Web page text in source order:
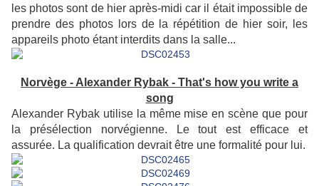
les photos sont de hier après-midi car il était impossible de
prendre des photos lors de la répétition de hier soir, les
appareils photo étant interdits dans la salle...
Norvège - Alexander Rybak - That's how you write a
song
Alexander Rybak utilise la même mise en scène que pour
la présélection norvégienne. Le tout est efficace et
assurée. La qualification devrait être une formalité pour lui.